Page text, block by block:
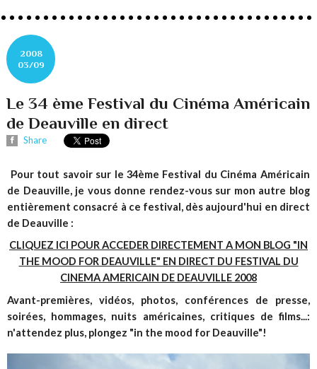
2008
03/09
Le 34 ème Festival du Cinéma Américain
de Deauville en direct
Share
Pour tout savoir sur le 34ème Festival du Cinéma Américain
de Deauville, je vous donne rendez-vous sur mon autre blog
entièrement consacré à ce festival, dès aujourd'hui en direct
de Deauville :
CLIQUEZ ICI POUR ACCEDER DIRECTEMENT A MON BLOG "IN
THE MOOD FOR DEAUVILLE" EN DIRECT DU FESTIVAL DU
CINEMA AMERICAIN DE DEAUVILLE 2008
Avant-premières, vidéos, photos, conférences de presse,
soirées, hommages, nuits américaines, critiques de films...:
n'attendez plus, plongez "in the mood for Deauville"!